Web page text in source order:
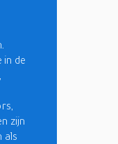
in de
zijn
als